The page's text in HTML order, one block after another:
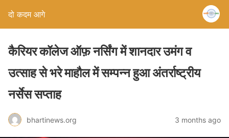
दो कदम आगे
कैरियर कॉलेज ऑफ़ नर्सिंग में शानदार उमंग व
उत्साह से भरे माहौल में सम्पन्न हुआ अंतर्राष्ट्रीय
नर्सेस सप्ताह
bhartinews.org 3 months ago